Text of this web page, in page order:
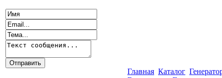
Главная Каталог